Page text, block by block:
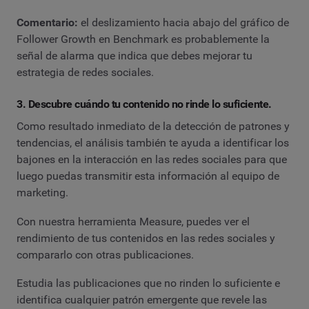
Comentario: el deslizamiento hacia abajo del gráfico de
Follower Growth en Benchmark es probablemente la
señal de alarma que indica que debes mejorar tu
estrategia de redes sociales.
3. Descubre cuándo tu contenido no rinde lo suficiente.
Como resultado inmediato de la detección de patrones y
tendencias, el análisis también te ayuda a identificar los
bajones en la interacción en las redes sociales para que
luego puedas transmitir esta información al equipo de
marketing.
Con nuestra herramienta Measure, puedes ver el
rendimiento de tus contenidos en las redes sociales y
compararlo con otras publicaciones.
Estudia las publicaciones que no rinden lo suficiente e
identifica cualquier patrón emergente que revele las